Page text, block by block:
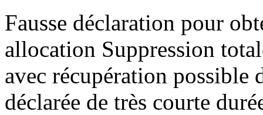
Fausse déclaration pour
allocation Suppression
avec récupération
déclarée de très courte